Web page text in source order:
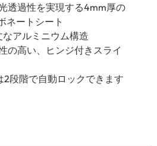
透過性を実現する4mm厚の
ネートシート
アルミニウム構造
の高い、ヒンジ付きスライ
段階で自動ロックできます